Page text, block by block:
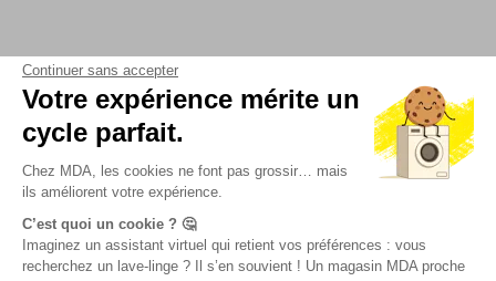
Continuer sans accepter
Votre expérience mérite un
cycle parfait.
Chez MDA, les cookies ne font pas grossir… mais
ils améliorent votre expérience.
C’est quoi un cookie ? 🤔
Imaginez un assistant virtuel qui retient vos préférences : vous
recherchez un lave-linge ? Il s’en souvient ! Un magasin MDA proche